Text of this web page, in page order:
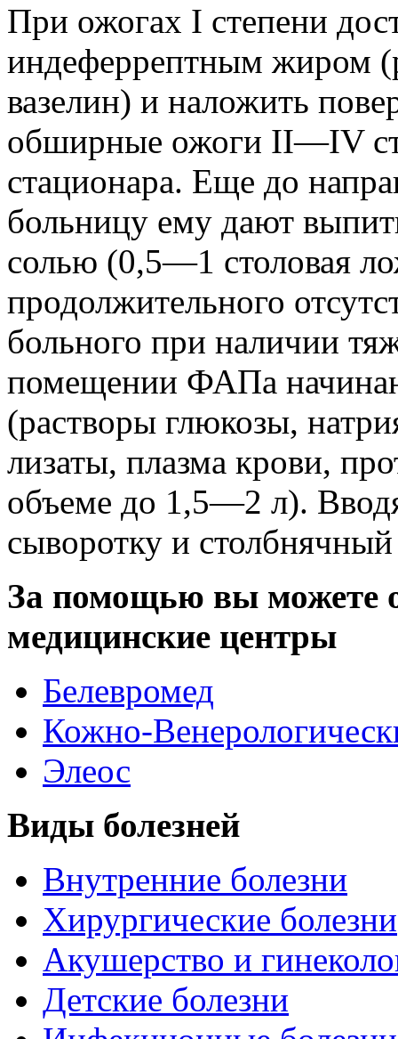
При ожогах I степени
индеферрептным жиром
вазелин) и наложить
обширные ожоги II—IV
стационара. Еще до
больницу ему дают
солью (0,5—1 столовая
продолжительного
больного при наличии
помещении ФАПа
(растворы глюкозы,
лизаты, плазма крови,
объеме до 1,5—2 л).
сыворотку и столбнячный
За помощью вы можете
медицинские центры
Белевромед
Кожно-
Элеос
Виды болезней
Внутренние болезни
Хирургические болезни
Акушерство и
Детские болезни